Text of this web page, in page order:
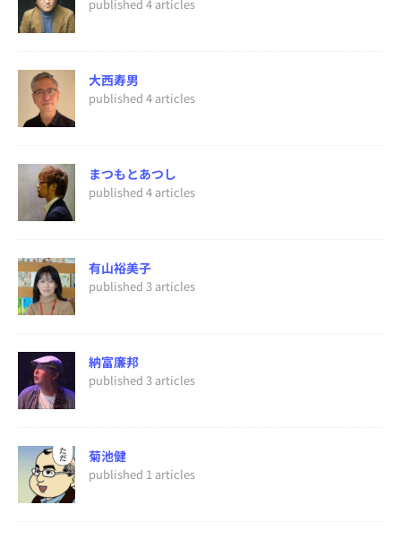
published 4 articles
大西寿男
published 4 articles
まつもとあつし
published 4 articles
有山裕美子
published 3 articles
納富廉邦
published 3 articles
菊池健
published 1 articles